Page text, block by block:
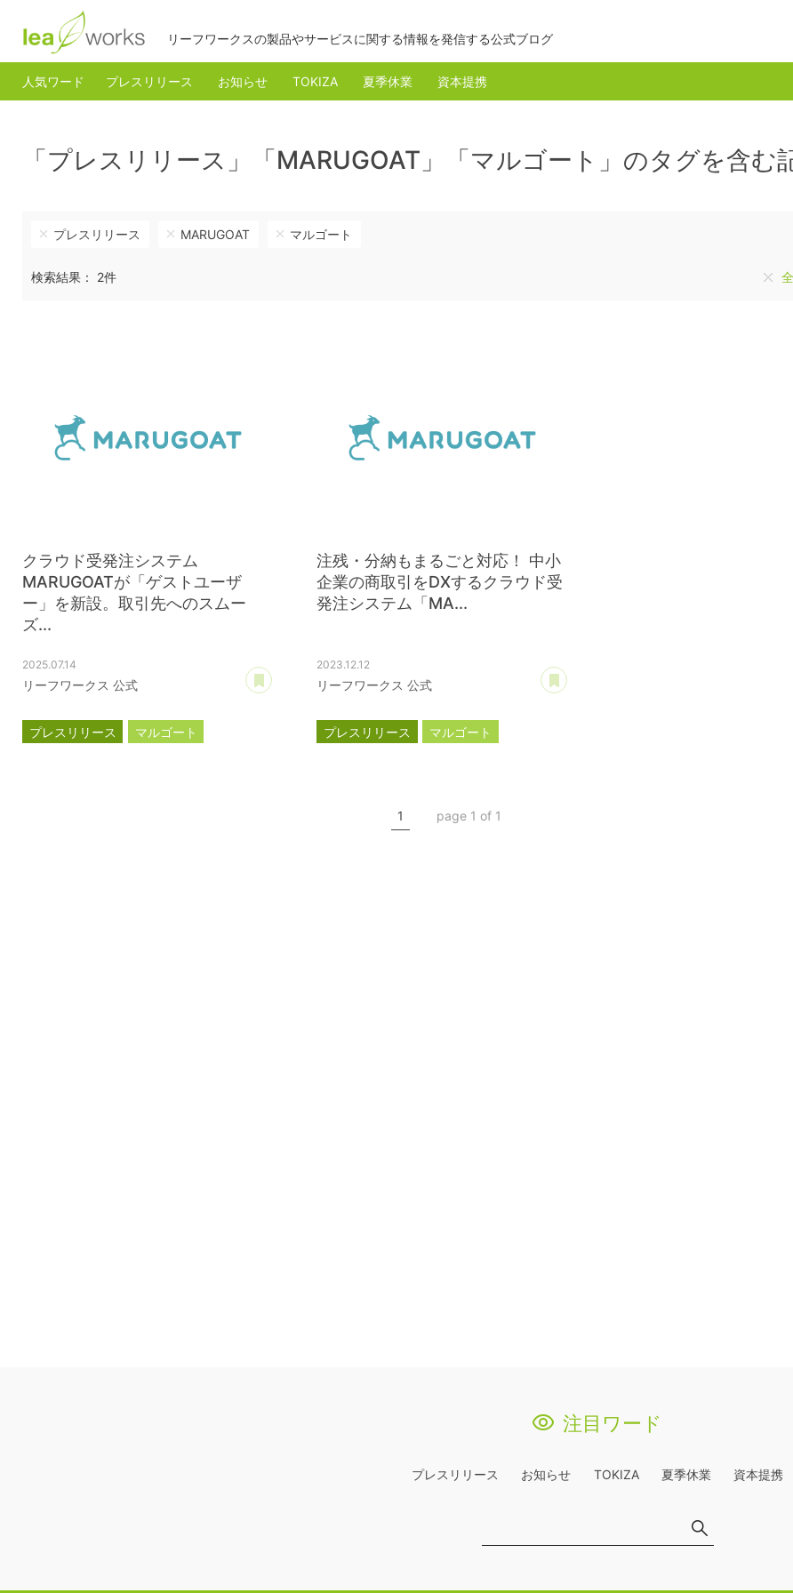
リーフワークスの製品やサービスに関する情報を発信する公式ブログ
人気ワード プレスリリース お知らせ TOKIZA 夏季休業 資本提携
「プレスリリース」「MARUGOAT」「マルゴート」のタグを含む
プレスリリース MARUGOAT マルゴート
検索結果： 2件
クラウド受発注システム
MARUGOATが「ゲストユーザ
ー」を新設。取引先へのスムー
ズ...
2025.07.14
リーフワークス 公式
あとで読む
プレスリリース
マルゴート
注残・分納もまるごと対応！ 中小
企業の商取引をDXするクラウド受
発注システム「MA...
2023.12.12
リーフワークス 公式
あとで読む
プレスリリース
マルゴート
1 page 1 of 1
注目ワード
プレスリリース お知らせ TOKIZA 夏季休業 資本提携